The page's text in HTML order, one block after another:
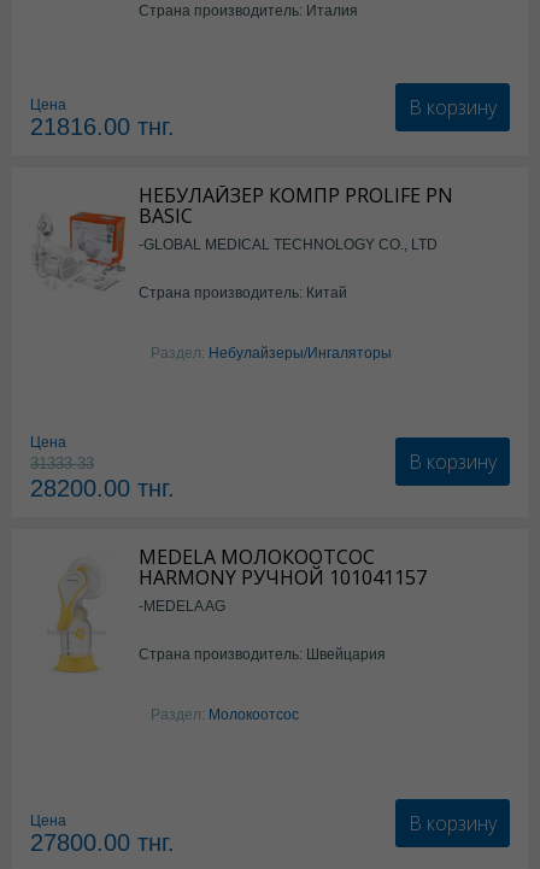
Страна производитель: Италия
Цена
21816.00 тнг.
В корзину
НЕБУЛАЙЗЕР КОМПР PROLIFE PN
BASIC
-GLOBAL MEDICAL TECHNOLOGY CO., LTD
Страна производитель: Китай
Раздел: Небулайзеры/Ингаляторы
Цена
31333.33
28200.00 тнг.
В корзину
MEDELA МОЛОКООТСОС
HARMONY РУЧНОЙ 101041157
-MEDELA AG
Страна производитель: Швейцария
Раздел: Молокоотсос
Цена
27800.00 тнг.
В корзину